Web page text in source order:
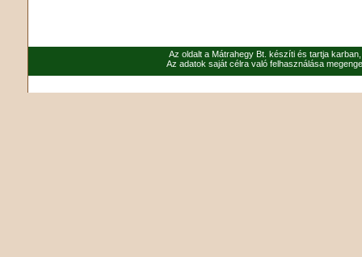
Az oldalt a Mátrahegy Bt. készíti és tartja
Az adatok saját célra való felhasználása